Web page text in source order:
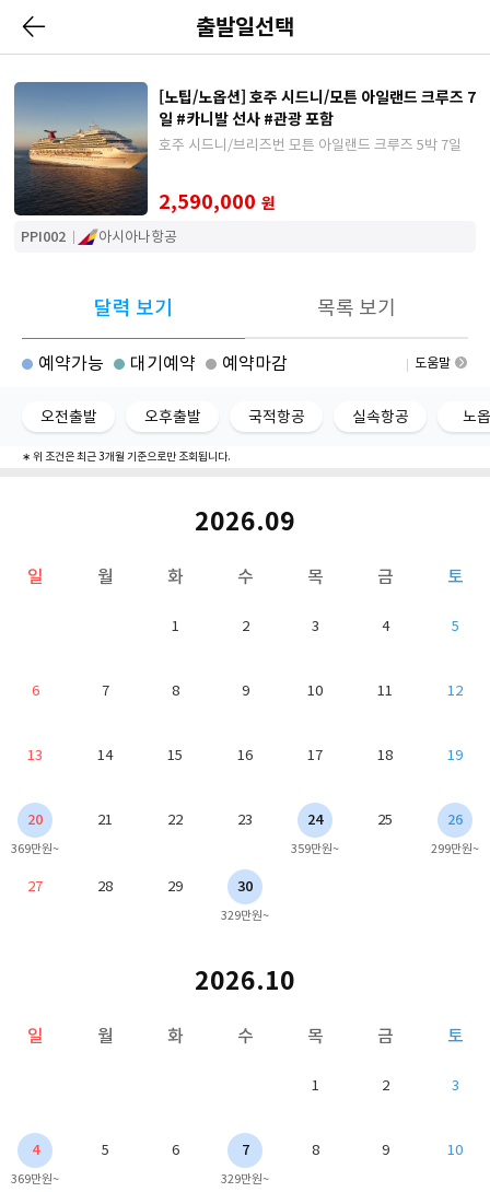
출발일선택
[노팁/노옵션] 호주 시드니/모튼 아일랜드 크루즈 7
일 #카니발 선사 #관광 포함
호주 시드니/브리즈번 모튼 아일랜드 크루즈 5박 7일
2,590,000 원
PPI002 아시아나항공
달력 보기 목록 보기
예약가능 대기예약 예약마감 도움말
오전출발 오후출발 국적항공 실속항공 노
∗ 위 조건은 최근 3개월 기준으로만 조회됩니다.
2026.09
일 월 화 수 목 금 토
1 2 3 4 5
6 7 8 9 10 11 12
13 14 15 16 17 18 19
20
369만원~
21 22 23 24
359만원~
25 26
299만원~
27 28 29 30
329만원~
2026.10
일 월 화 수 목 금 토
1 2 3
4
369만원~
5 6 7
329만원~
8 9 10